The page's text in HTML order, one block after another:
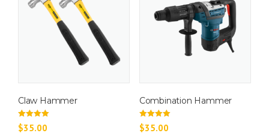
Claw Hammer
Rated
4.50
$35.00
Combination Hammer
Rated
4.67
$35.00